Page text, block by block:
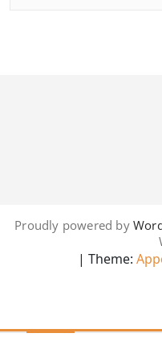
Proudly powered by
| Theme: